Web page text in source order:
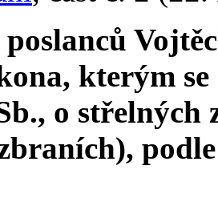
kterým
o